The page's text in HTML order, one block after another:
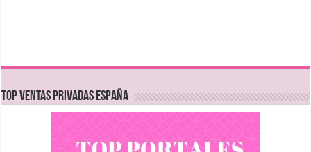
TOP VENTAS PRIVADAS ESPAÑA